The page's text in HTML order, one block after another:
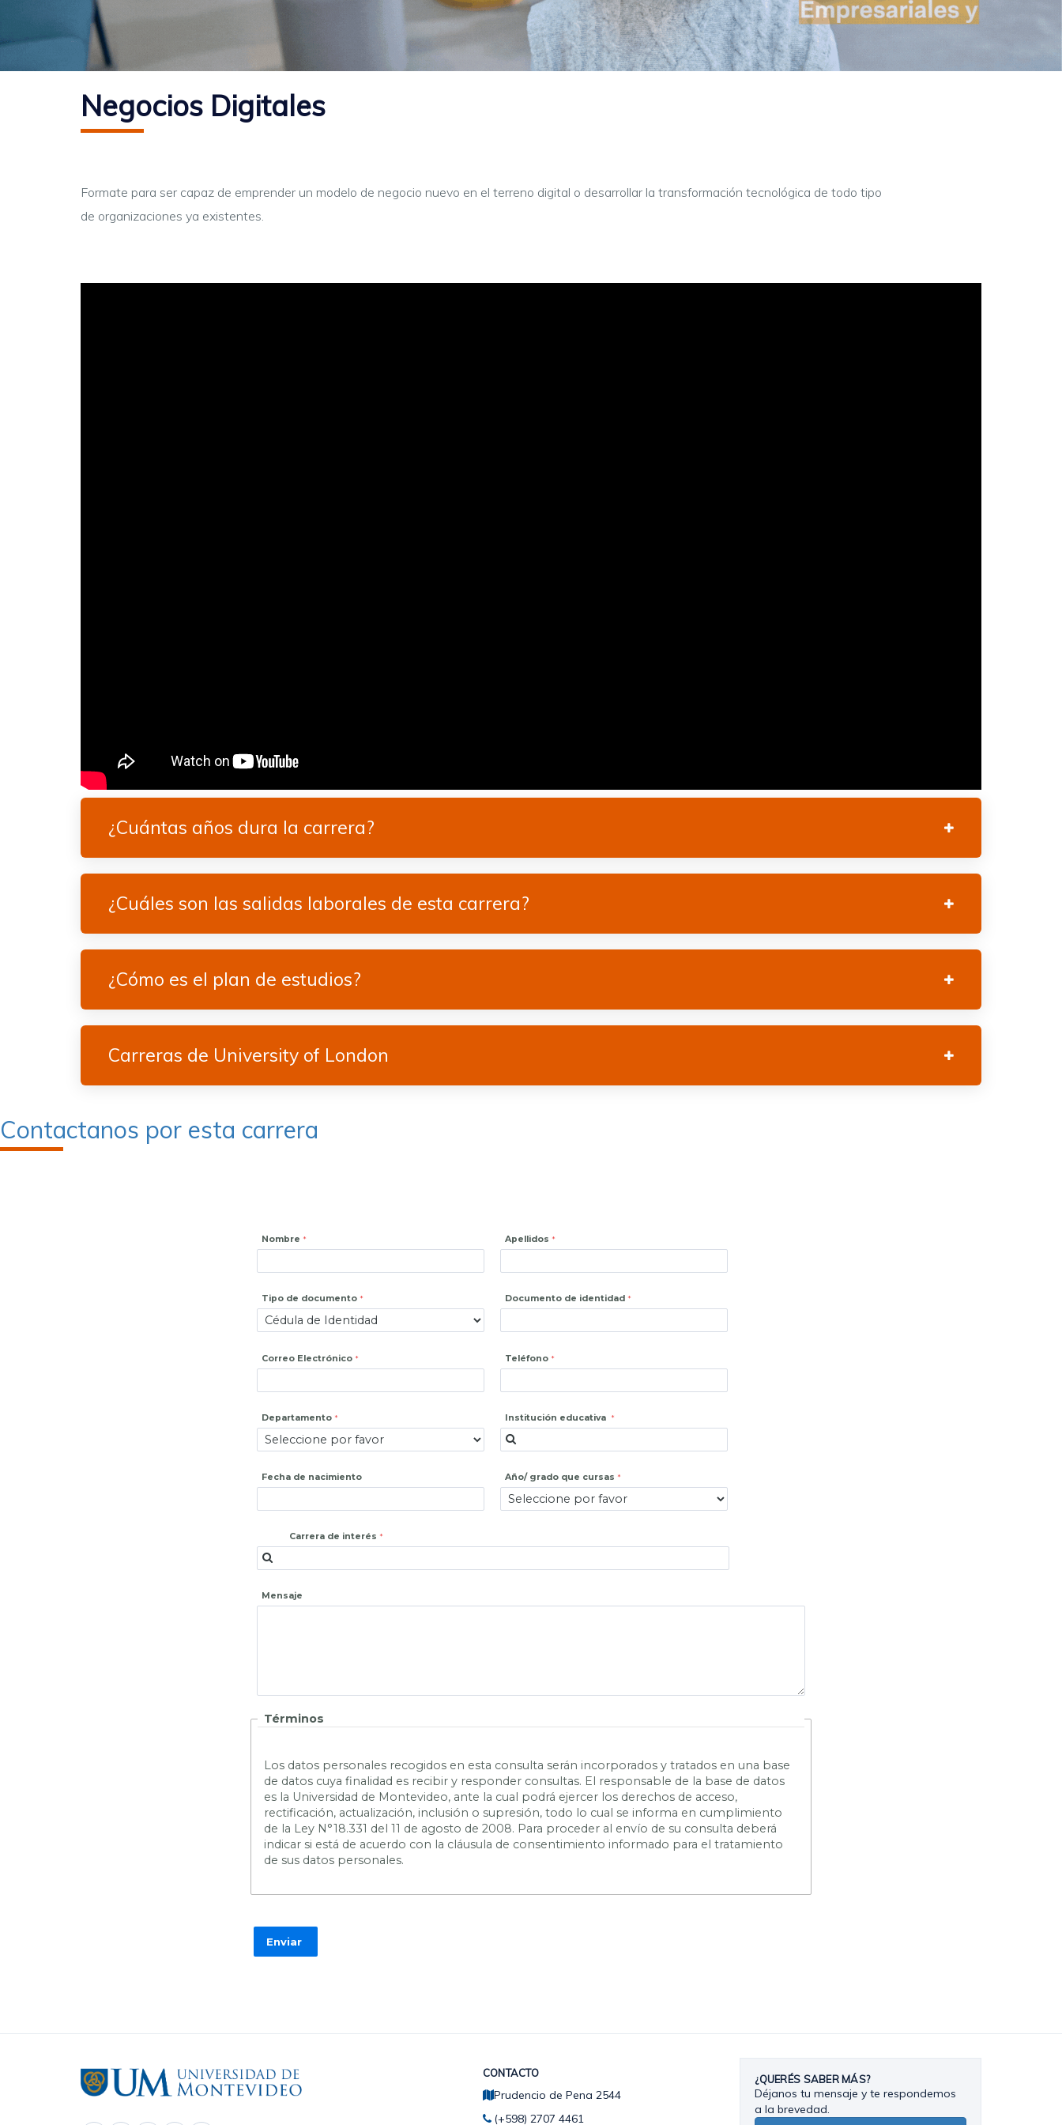
Negocios Digitales
Formate para ser capaz de emprender un modelo de negocio nuevo en el terreno digital o desarrollar la transformación tecnológica de todo tipo
de organizaciones ya existentes.
¿Cuántas años dura la carrera?
¿Cuáles son las salidas laborales de esta carrera?
¿Cómo es el plan de estudios?
Carreras de University of London
Contactanos por esta carrera
Nombre Apellidos
Tipo de documento Documento de identidad
Correo Electrónico Teléfono
Departamento Institución educativa
Fecha de nacimiento Año/ grado que cursas
Carrera de interés
Mensaje
Términos
Los datos personales recogidos en esta consulta serán incorporados y tratados en una base
de datos cuya finalidad es recibir y responder consultas. El responsable de la base de datos
es la Universidad de Montevideo, ante la cual podrá ejercer los derechos de acceso,
rectificación, actualización, inclusión o supresión, todo lo cual se informa en cumplimiento
de la Ley N°18.331 del 11 de agosto de 2008. Para proceder al envío de su consulta deberá
indicar si está de acuerdo con la cláusula de consentimiento informado para el tratamiento
de sus datos personales.
CONTACTO
Prudencio de Pena 2544
(+598) 2707 4461
¿QUERÉS SABER MÁS?
Déjanos tu mensaje y te respondemos
a la brevedad.